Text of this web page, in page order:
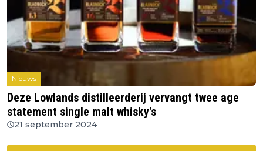
Nieuws
Deze Lowlands distilleerderij vervangt twee age
statement single malt whisky's
21 september 2024